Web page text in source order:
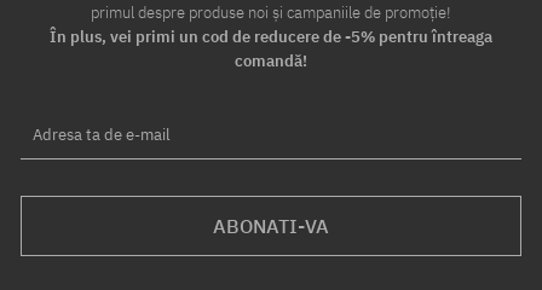
primul despre produse noi și campaniile de promoție!
În plus, vei primi un cod de reducere de -5% pentru întreaga
comandă!
Adresa ta de e-mail
ABONATI-VA